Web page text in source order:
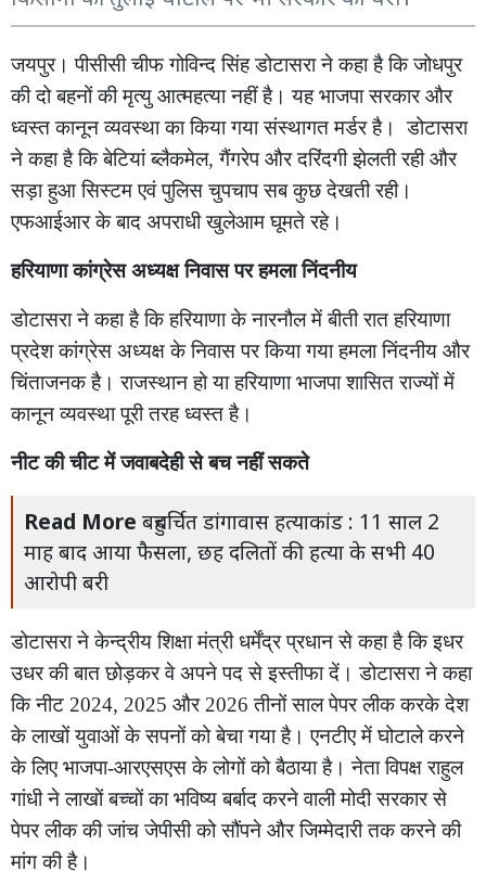
जयपुर। पीसीसी चीफ गोविन्द सिंह डोटासरा ने कहा है कि जोधपुर
की दो बहनों की मृत्यु आत्महत्या नहीं है। यह भाजपा सरकार और
ध्वस्त कानून व्यवस्था का किया गया संस्थागत मर्डर है।
डोटासरा
ने कहा है कि बेटियां ब्लैकमेल, गैंगरेप और दरिंदगी झेलती रही और
सड़ा हुआ सिस्टम एवं पुलिस चुपचाप सब कुछ देखती रही।
एफआईआर के बाद अपराधी खुलेआम घूमते रहे।
हरियाणा कांग्रेस अध्यक्ष निवास पर हमला निंदनीय
डोटासरा ने कहा है कि हरियाणा के नारनौल में बीती रात हरियाणा
प्रदेश कांग्रेस अध्यक्ष के निवास पर किया गया हमला निंदनीय और
चिंताजनक है। राजस्थान हो या हरियाणा भाजपा शासित राज्यों में
कानून व्यवस्था पूरी तरह ध्वस्त है।
नीट की चीट में जवाबदेही से बच नहीं सकते
Read More बहुचर्चित डांगावास हत्याकांड : 11 साल 2
माह बाद आया फैसला, छह दलितों की हत्या के सभी 40
आरोपी बरी
डोटासरा ने केन्द्रीय शिक्षा मंत्री धर्मेंद्र प्रधान से कहा है कि इधर
उधर की बात छोड़कर वे अपने पद से इस्तीफा दें। डोटासरा ने कहा
कि नीट 2024, 2025 और 2026 तीनों साल पेपर लीक करके देश
के लाखों युवाओं के सपनों को बेचा गया है। एनटीए में घोटाले करने
के लिए भाजपा-आरएसएस के लोगों को बैठाया है। नेता विपक्ष राहुल
गांधी ने लाखों बच्चों का भविष्य बर्बाद करने वाली मोदी सरकार से
पेपर लीक की जांच जेपीसी को सौंपने और जिम्मेदारी तक करने की
मांग की है।